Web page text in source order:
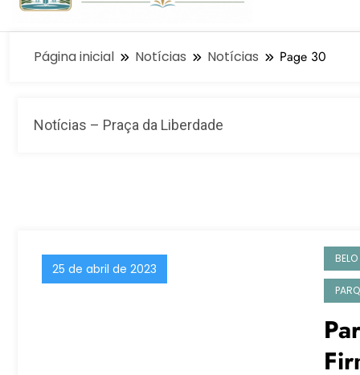
Página inicial Notícias Notícias Page 30
Notícias – Praça da Liberdade
25 de abril de 2023